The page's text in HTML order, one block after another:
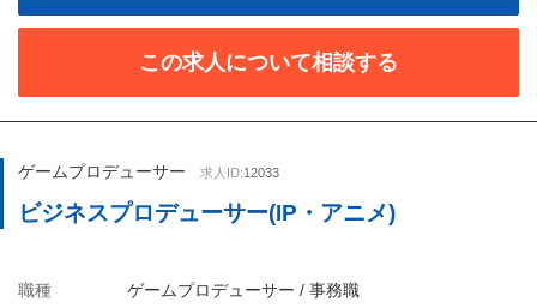
この求人について相談する
ゲームプロデューサー 求人ID:12033
ビジネスプロデューサー(IP・アニメ)
職種 ゲームプロデューサー / 事務職